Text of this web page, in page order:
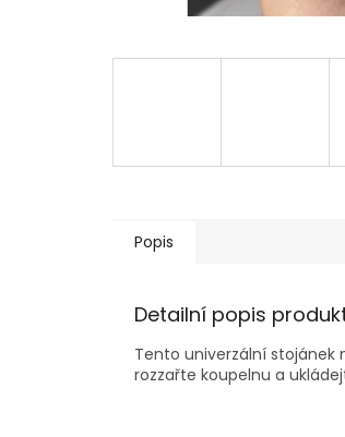
Popis
Detailní popis
Tento univerzální
rozzařte koupelnu a